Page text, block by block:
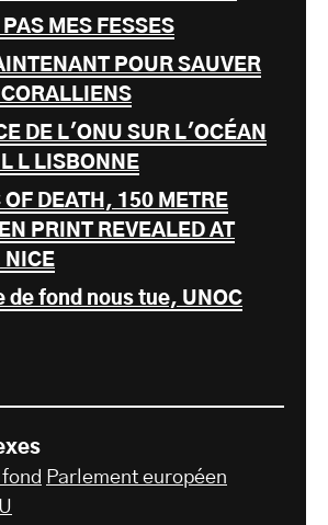
MES FESSES
POUR SAUVER
CORALLIENS
DE L'ONU SUR L'OCÉAN
L LISBONNE
DEATH, 150 METRE
PRINT REVEALED AT
NICE
de fond nous tue, UNOC
Parlement européen